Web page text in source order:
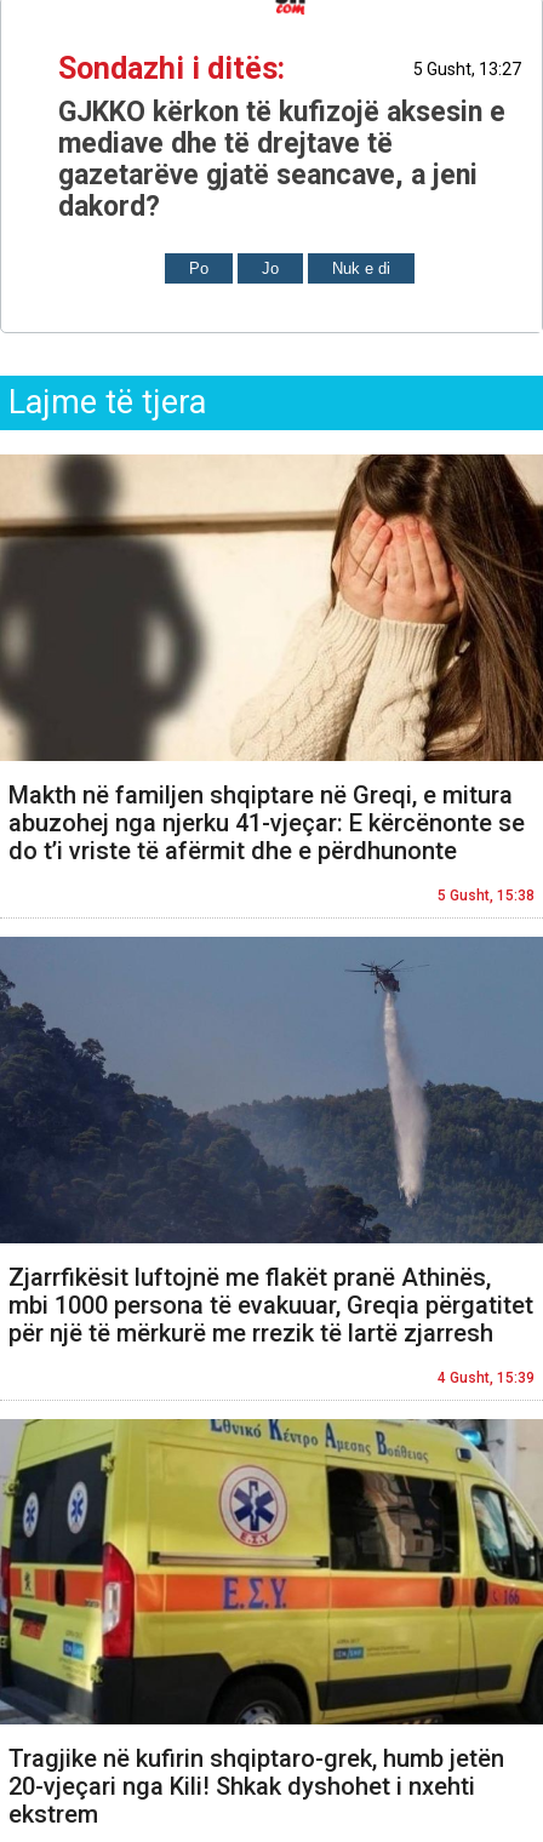
Sondazhi i ditës: 5 Gusht, 13:27
GJKKO kërkon të kufizojë aksesin e
mediave dhe të drejtave të
gazetarëve gjatë seancave, a jeni
dakord?
Po Jo Nuk e di
Lajme të tjera
Makth në familjen shqiptare në Greqi, e mitura
abuzohej nga njerku 41-vjeçar: E kërcënonte se
do t’i vriste të afërmit dhe e përdhunonte
5 Gusht, 15:38
Zjarrfikësit luftojnë me flakët pranë Athinës,
mbi 1000 persona të evakuuar, Greqia përgatitet
për një të mërkurë me rrezik të lartë zjarresh
4 Gusht, 15:39
Tragjike në kufirin shqiptaro-grek, humb jetën
20-vjeçari nga Kili! Shkak dyshohet i nxehti
ekstrem